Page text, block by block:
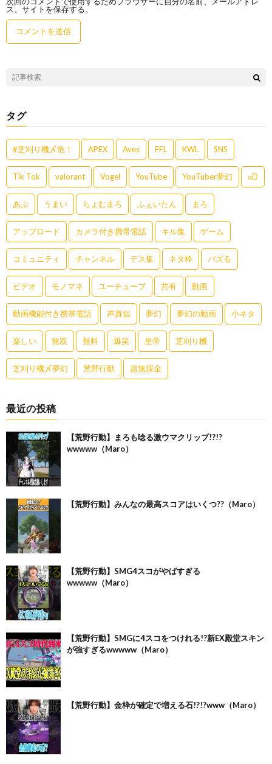
ス、サイトを保存する。
タグ
#芝刈り機〆危！ APEX Aves FFL KWL SNS
Tik Tok valorant Vogel YouTube YouTuber夢幻 αD
あぶ うまい ちょむまろ ふぇいたん まろ
アップロード カメラ付き携帯電話 キル集 ゲーム
コミュニティ チャンネル デス集 ネタ枠 バズる
ビデオ モノマネ ユーチューブ 共有 動画
動画機能付き携帯電話 声真似 夢幻 夢幻の動画 小ネタ
楽しい 無双 無料 爆笑 皇帝 芝刈り機
芝刈り機〆夢幻 荒野行動 超無課金
最近の投稿
【荒野行動】まろも唸る激ウマクリップ!?!?
wwwww（Maro）
【荒野行動】みんなの最高スコアはいくつ??（Maro）
【荒野行動】SMG4スコがやばすぎる
wwwww（Maro）
【荒野行動】SMGに4スコをつけれる!?新EX殿堂スキン
が強すぎるwwwww（Maro）
【荒野行動】金枠が確定で増える石!?!?www（Maro）